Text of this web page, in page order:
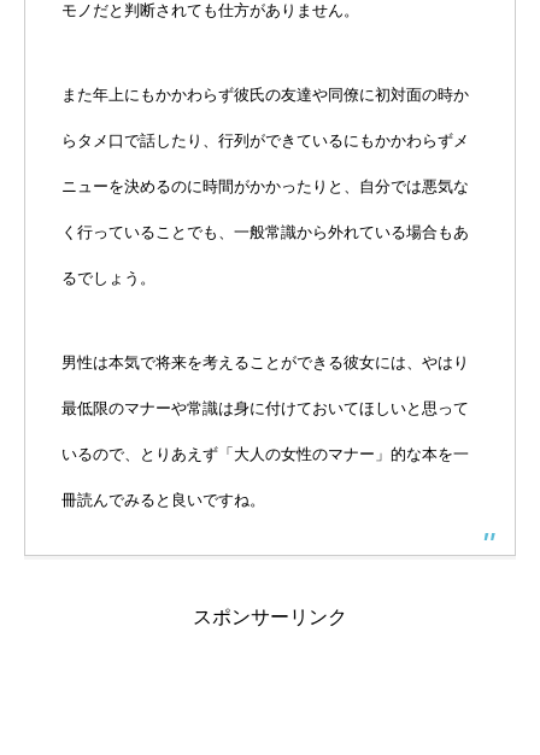
モノだと判断されても仕方がありません。
また年上にもかかわらず彼氏の友達や同僚に初対面の時か
らタメ口で話したり、行列ができているにもかかわらずメ
ニューを決めるのに時間がかかったりと、自分では悪気な
く行っていることでも、一般常識から外れている場合もあ
るでしょう。
男性は本気で将来を考えることができる彼女には、やはり
最低限のマナーや常識は身に付けておいてほしいと思って
いるので、とりあえず「大人の女性のマナー」的な本を一
冊読んでみると良いですね。
スポンサーリンク